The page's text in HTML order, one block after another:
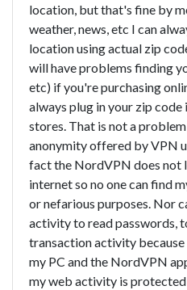
location, but that's fine by
weather, news, etc I can
location using actual zip
will have problems finding
etc) if you're purchasing
always plug in your zip
stores. That is not a
anonymity offered by VPN
fact the NordVPN does not
internet so no one can find
or nefarious purposes. Nor
activity to read passwords,
transaction activity
my PC and the NordVPN
my web activity is